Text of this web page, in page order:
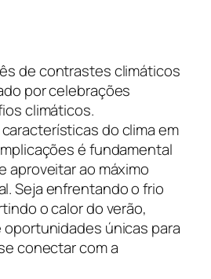
de contrastes climáticos
por celebrações
climáticos.
do clima em
é fundamental
aproveitar ao máximo
Seja enfrentando o frio
o calor do verão,
únicas para
conectar com a